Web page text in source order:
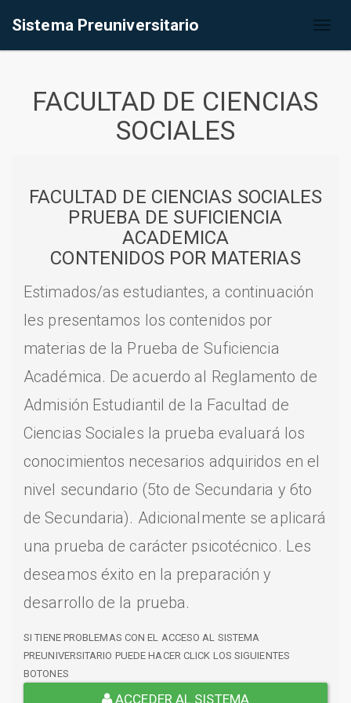
Sistema Preuniversitario
FACULTAD DE CIENCIAS
SOCIALES
FACULTAD DE CIENCIAS SOCIALES
PRUEBA DE SUFICIENCIA
ACADEMICA
CONTENIDOS POR MATERIAS
Estimados/as estudiantes, a continuación
les presentamos los contenidos por
materias de la Prueba de Suficiencia
Académica. De acuerdo al Reglamento de
Admisión Estudiantil de la Facultad de
Ciencias Sociales la prueba evaluará los
conocimientos necesarios adquiridos en el
nivel secundario (5to de Secundaria y 6to
de Secundaria). Adicionalmente se aplicará
una prueba de carácter psicotécnico. Les
deseamos éxito en la preparación y
desarrollo de la prueba.
SI TIENE PROBLEMAS CON EL ACCESO AL SISTEMA
PREUNIVERSITARIO PUEDE HACER CLICK LOS SIGUIENTES
BOTONES
ACCEDER AL SISTEMA